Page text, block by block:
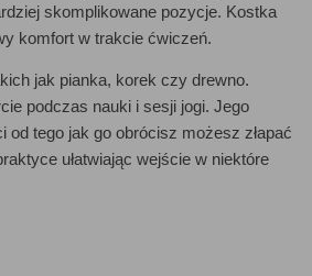
skomplikowane pozycje. Kostka
komfort w trakcie ćwiczeń.
jak pianka, korek czy drewno.
podczas nauki i sesji jogi. Jego
tego jak go obrócisz możesz złapać
ułatwiając wejście w niektóre